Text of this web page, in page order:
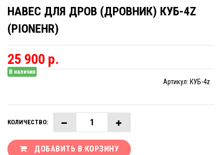
НАВЕС ДЛЯ ДРОВ (ДРОВНИК) КУБ-4Z
(PIONEHR)
25 900 р.
В наличии
Артикул: КУБ-4z
КОЛИЧЕСТВО:
ДОБАВИТЬ В КОРЗИНУ